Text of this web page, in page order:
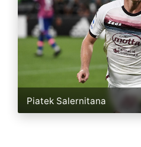
Piatek Salernitana